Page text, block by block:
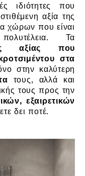
ιδιότητες που
αξία της
χώρων που είναι
Τα
αξίας που
στα
στην καλύτερη
τους, αλλά και
τους προς την
εξαιρετικών
δει ποτέ.